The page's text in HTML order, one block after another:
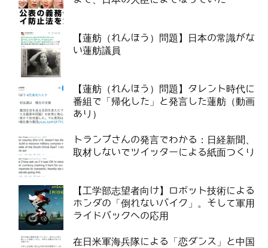
【蓮舫（れんほう）問題】日本の常識がな
い蓮舫議員
【蓮舫（れんほう）問題】タレント時代に
番組で「帰化した」と発言した蓮舫（動画
あり）
トランプさんの発言でわかる：日経新聞、
取材しないでツイッターによる紙面つくり
【工学部志望者向け】ロボット技術による
ホンダの「倒れないバイク」。そして軍用
ライドバックへの応用
在日米軍海兵隊による「恋ダンス」と中国